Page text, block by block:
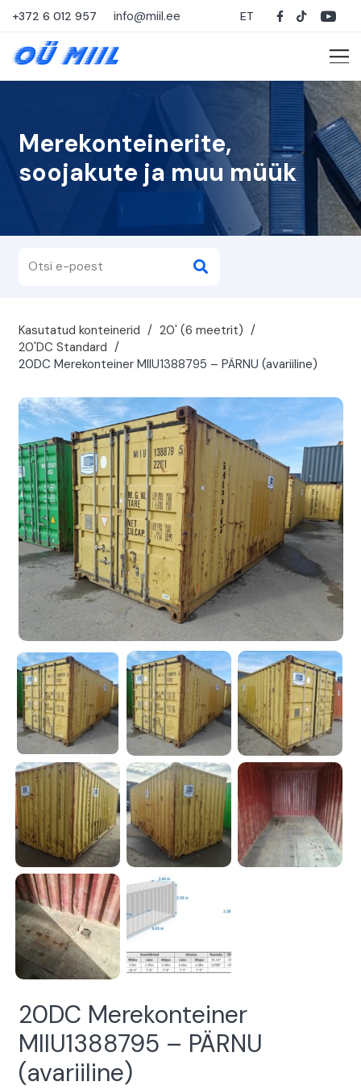
+372 6 012 957 info@miil.ee ET
Merekonteinerite,
soojakute ja muu müük
Kasutatud konteinerid / 20' (6 meetrit) /
20'DC Standard /
20DC Merekonteiner MIIU1388795 – PÄRNU (avariiline)
20DC Merekonteiner
MIIU1388795 – PÄRNU
(avariiline)